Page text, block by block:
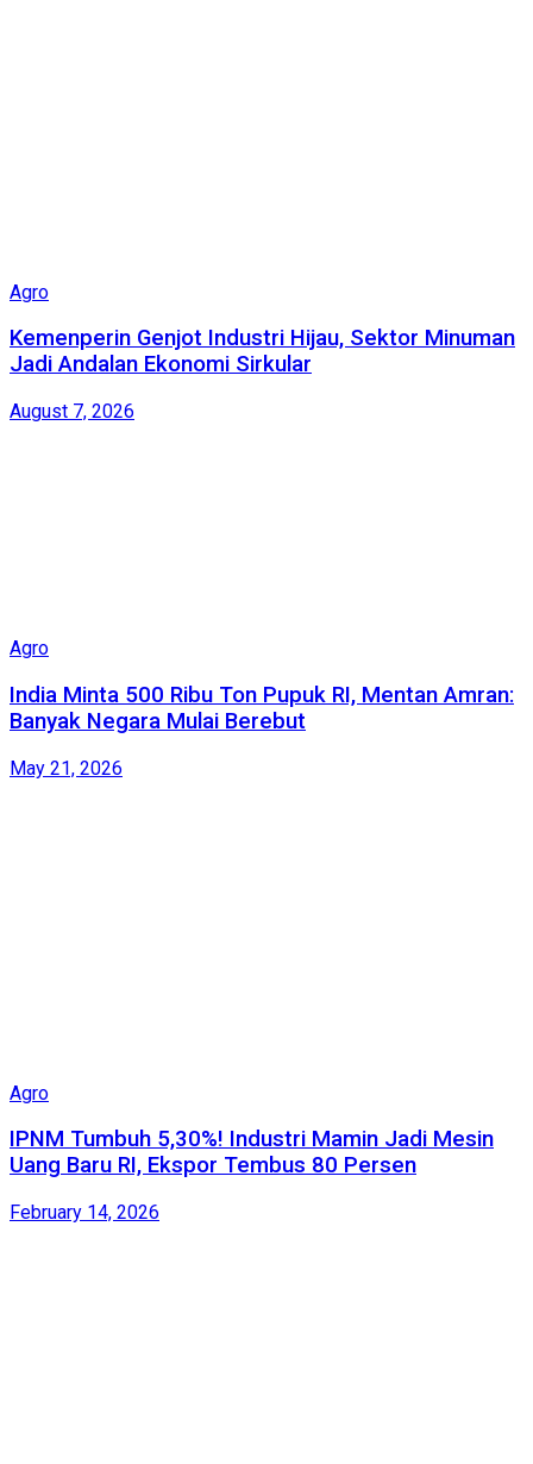
Agro
Kemenperin Genjot Industri Hijau, Sektor Minuman
Jadi Andalan Ekonomi Sirkular
August 7, 2026
Agro
India Minta 500 Ribu Ton Pupuk RI, Mentan Amran:
Banyak Negara Mulai Berebut
May 21, 2026
Agro
IPNM Tumbuh 5,30%! Industri Mamin Jadi Mesin
Uang Baru RI, Ekspor Tembus 80 Persen
February 14, 2026